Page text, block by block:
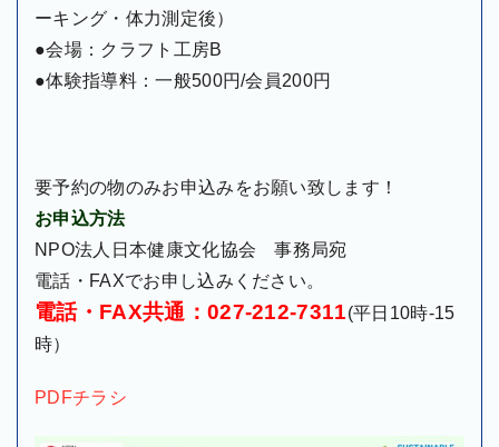
ーキング・体力測定後）
●会場：クラフト工房B
●体験指導料：一般500円/会員200円
要予約の物のみお申込みをお願い致します！
お申込方法
NPO法人日本健康文化協会 事務局宛
電話・FAXでお申し込みください。
電話・FAX共通：027-212-7311(平日10時-15
時）
PDFチラシ